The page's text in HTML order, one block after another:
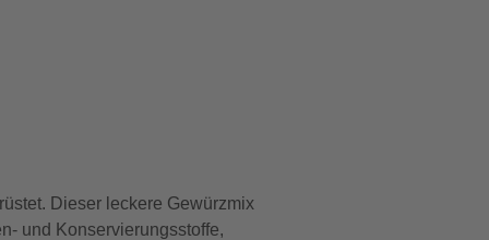
Dieser leckere Gewürzmix
und Konservierungsstoffe,